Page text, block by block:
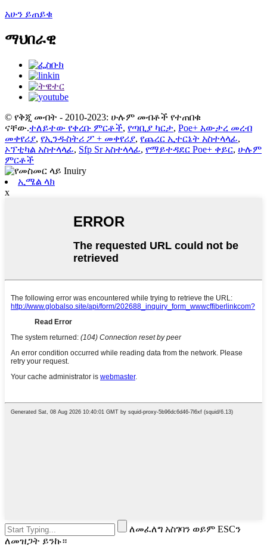
አሁን ይጠይቁ
ማህበራዊ
© የቅጂ መብት - 2010-2023: ሁሉም መብቶች የተጠበቁ
ናቸው.ተለይተው የቀረቡ ምርቶች, የጣቢያ ካርታ, Poe+ አውታረ መረብ
መቀየሪያ, የኢንዱስትሪ ፖ + መቀየሪያ, የጨረር ኢተርኔት አስተላላፊ,
ኦፕቲካል አስተላላፊ, Sfp Sr አስተላላፊ, የማይተዳደር Poe+ ቀይር, ሁሉም
ምርቶች
ኢሜል ላክ
x
ለመፈለግ አስገባን ወይም ESCን
ለመዝጋት ይንኩ።